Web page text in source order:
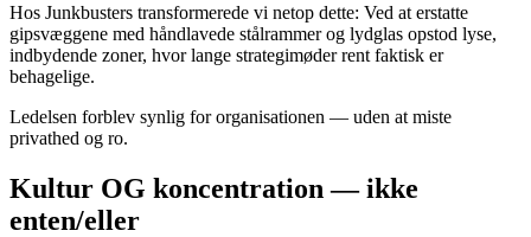
Hos Junkbusters transformerede vi netop dette: Ved at erstatte
gipsvæggene med håndlavede stålrammer og lydglas opstod lyse,
indbydende zoner, hvor lange strategimøder rent faktisk er
behagelige.
Ledelsen forblev synlig for organisationen — uden at miste
privathed og ro.
Kultur OG koncentration — ikke
enten/eller